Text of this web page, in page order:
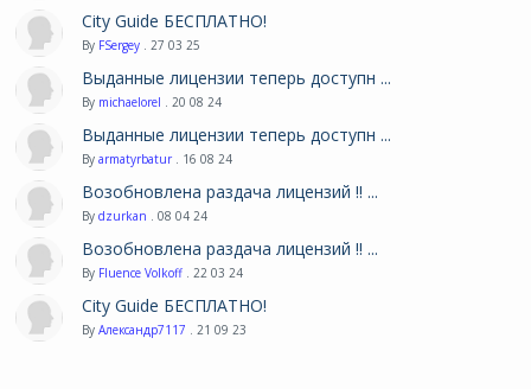
City Guide БЕСПЛАТНО!
By FSergey . 27 03 25
Выданные лицензии теперь доступн ...
By michaelorel . 20 08 24
Выданные лицензии теперь доступн ...
By armatyrbatur . 16 08 24
Возобновлена раздача лицензий !! ...
By dzurkan . 08 04 24
Возобновлена раздача лицензий !! ...
By Fluence Volkoff . 22 03 24
City Guide БЕСПЛАТНО!
By Александр7117 . 21 09 23